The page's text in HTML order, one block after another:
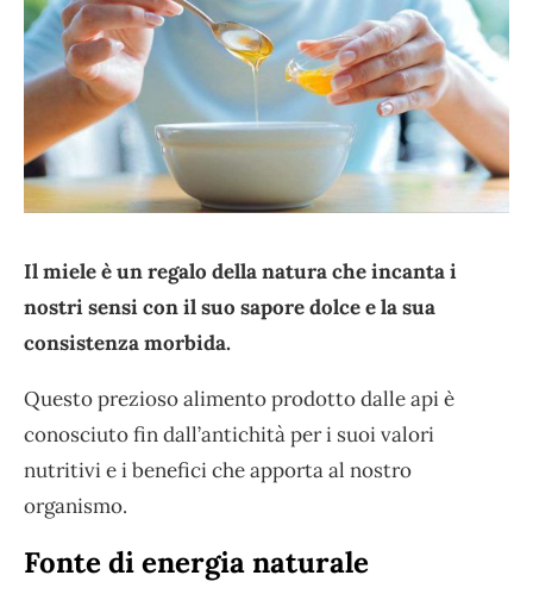
Il miele è un regalo della natura che incanta i
nostri sensi con il suo sapore dolce e la sua
consistenza morbida.
Questo prezioso alimento prodotto dalle api è
conosciuto fin dall’antichità per i suoi valori
nutritivi e i benefici che apporta al nostro
organismo.
Fonte di energia naturale